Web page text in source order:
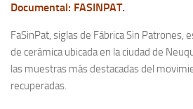
Documental: FASINPAT.
FaSinPat, siglas de Fábrica Sin Patrones,
de cerámica ubicada en la ciudad de
las muestras más destacadas del
recuperadas.